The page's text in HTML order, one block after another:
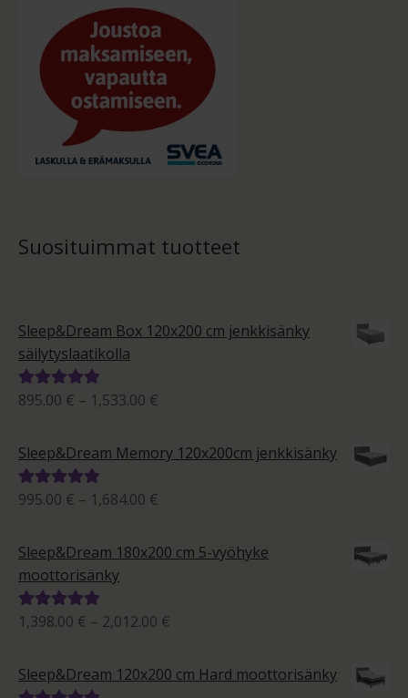
Suosituimmat tuotteet
Sleep&Dream Box 120x200 cm jenkkisänky
säilytyslaatikolla
Arvostelu
895.00 € – 1,533.00 €
1,533.00 €
Sleep&Dream Memory 120x200cm jenkkisänky
Arvostelu
995.00 € – 1,684.00 €
-
1,684.00 €
Sleep&Dream 180x200 cm 5-vyöhyke
moottorisänky
Arvostelu
1,398.00 € – 2,012.00 €
-
2,012.00 €
Sleep&Dream 120x200 cm Hard moottorisänky